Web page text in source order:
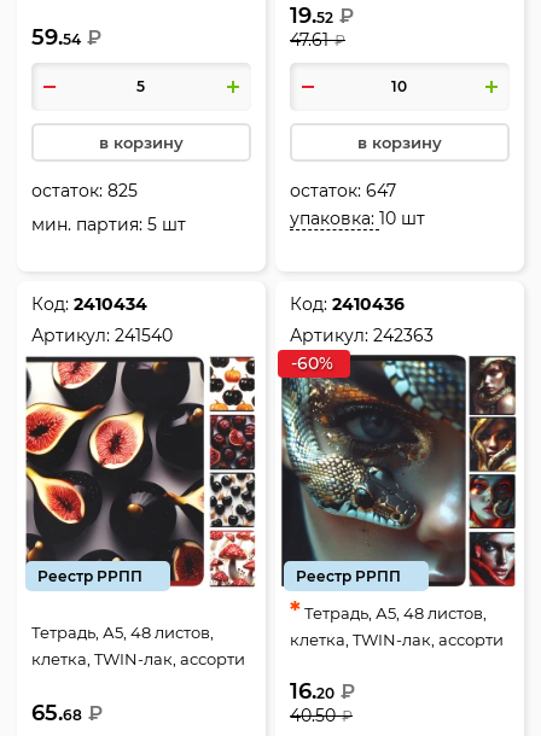
ассорти 5 видов, КОКОС,
Слова для тебя, 242362
59.54 ₽
в корзину
остаток:825
мин. партия: 5 шт
the city, 241538
19.52 ₽
47.61 ₽
в корзину
остаток:647
упаковка:10 шт
Код:2410434
Артикул:241540
Реестр РРПП
Тетрадь, А5, 48 листов,
клетка, TWIN-лак, ассорти
pattern, 241540
65.68 ₽
Код:2410436
Артикул:242363
-60%
Реестр РРПП
*Тетрадь, А5, 48 листов,
клетка, TWIN-лак, ассорти
woman, 242363
16.20 ₽
40.50 ₽